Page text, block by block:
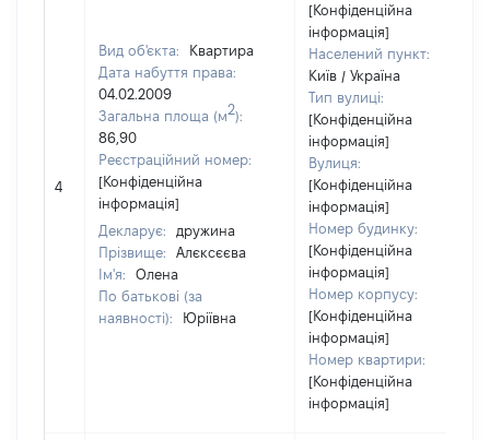
4
Вид об'єкта:
Квартира
Дата набуття права:
04.02.2009
Загальна площа (м2):
86,90
Реєстраційний номер:
[Конфіденційна
інформація]
Декларує:
дружина
Прізвище:
Алєксєєва
Ім'я:
Олена
По батькові (за
наявності):
Юріївна
[Конфіденційна
інформація]
Населений пункт:
Київ / Україна
Тип вулиці:
[Конфіденційна
інформація]
Вулиця:
[Конфіденційна
інформація]
Номер будинку:
[Конфіденційна
інформація]
Номер корпусу:
[Конфіденційна
інформація]
Номер квартири:
[Конфіденційна
інформація]